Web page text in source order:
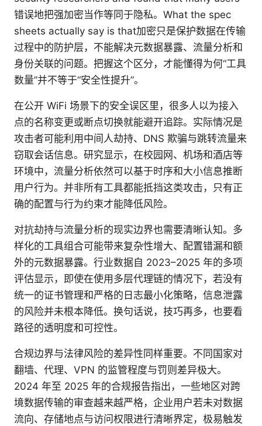
错误地把强加密当作等同于隐私。What the spec
sheets actually say is that加密只是保护数据在传输
过程中的防护层，不能解决元数据暴露、流量分析和
身份关联的问题。把握这个区分，才能懂得为何“工具
数量”并不等于“安全性提升”。
在公开 WiFi 场景下的安全误区里，很多人以为接入
点的名称变更或断点切换就能避开追踪。实际情况是
攻击者可能利用中间人劫持、DNS 欺骗与跳转流量来
窃取会话信息。研究显示，在校园网、机场和酒店等
环境中，流量分析依然可以基于时序和大小信息推断
用户行为。并非所有工具都能抵挡这类攻击，只有正
确的配置与行为约束才能降低风险。
对抗劫持与流量分析的现实边界也需要清晰认知。多
样化的工具组合可能带来复杂性增大、配置错漏和额
外的元数据暴露。行业数据自 2023–2025 年的多项
评估显示，即使在使用多层代理链的情况下，若没有
统一的证书管理和严格的日志最小化策略，信息泄露
的风险并未根本降低。换句话说，技巧再多，也要看
路径的透明度和可控性。
合规边界与法律风险的差异性同样重要。不同国家对
翻墙、代理、VPN 的监管程度与罚则差异极大。
2024 年至 2025 年的合规报告指出，一些地区对跨
境数据传输的审查越来越严格，企业用户若未对数据
流向、存储地点与访问权限进行清晰界定，极易触发